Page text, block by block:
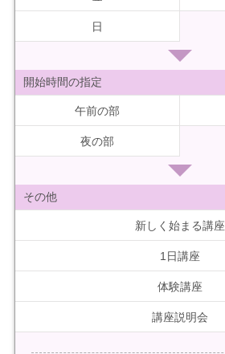
日
開始時間の指定
午前の部
夜の部
その他
新しく始まる講座
1日講座
体験講座
講座説明会